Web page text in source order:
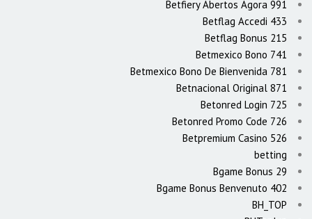
Betfiery Abertos Agora 991
Betflag Accedi 433
Betflag Bonus 215
Betmexico Bono 741
Betmexico Bono De Bienvenida 781
Betnacional Original 871
Betonred Login 725
Betonred Promo Code 726
Betpremium Casino 526
betting
Bgame Bonus 29
Bgame Bonus Benvenuto 402
BH_TOP